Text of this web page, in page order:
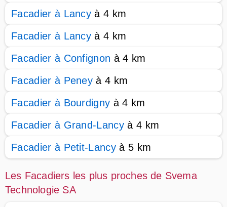
Facadier à Lancy à 4 km
Facadier à Lancy à 4 km
Facadier à Confignon à 4 km
Facadier à Peney à 4 km
Facadier à Bourdigny à 4 km
Facadier à Grand-Lancy à 4 km
Facadier à Petit-Lancy à 5 km
Les Facadiers les plus proches de Svema
Technologie SA